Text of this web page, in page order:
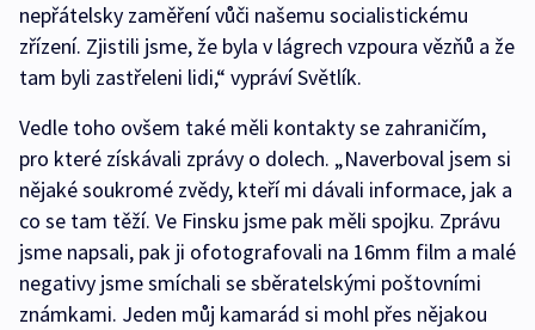
nepřátelsky zaměření vůči našemu socialistickému
zřízení. Zjistili jsme, že byla v lágrech vzpoura vězňů a že
tam byli zastřeleni lidi,“ vypráví Světlík.
Vedle toho ovšem také měli kontakty se zahraničím,
pro které získávali zprávy o dolech. „Naverboval jsem si
nějaké soukromé zvědy, kteří mi dávali informace, jak a
co se tam těží. Ve Finsku jsme pak měli spojku. Zprávu
jsme napsali, pak ji ofotografovali na 16mm film a malé
negativy jsme smíchali se sběratelskými poštovními
známkami. Jeden můj kamarád si mohl přes nějakou